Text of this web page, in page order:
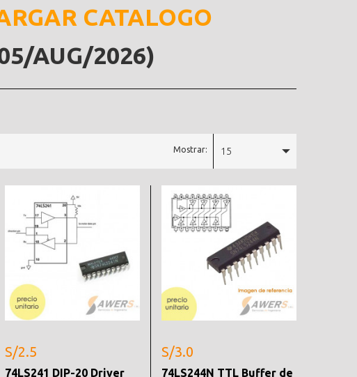
CATALOGO
AUG/2026)
Mostrar: 15
S/2.5
74LS241 DIP-20 Driver
S/3.0
74LS244N TTL Buffer de